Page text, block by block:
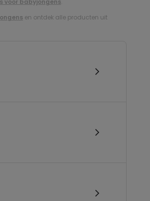
voor babyjongens.
en ontdek alle producten uit